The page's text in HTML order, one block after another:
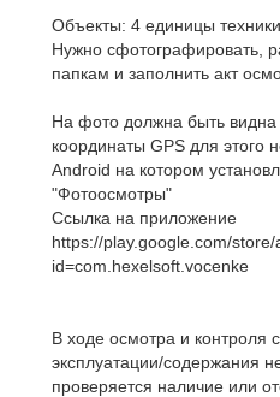
Объекты: 4 единицы техники
Нужно сфотографировать,
папкам и заполнить акт
На фото должна быть видна
координаты GPS для этого
Android на котором
"Фотоосмотры"
Ссылка на приложение
https://play.google.com/
id=com.hexelsoft.vocenke
В ходе осмотра и контроля
эксплуатации/содержания
проверяется наличие или